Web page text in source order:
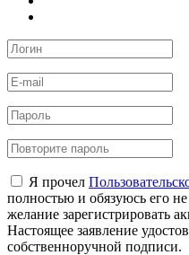
Я прочел
полностью и обязуюсь его
желание зарегистрировать
Настоящее заявление
собственноручной подписи.